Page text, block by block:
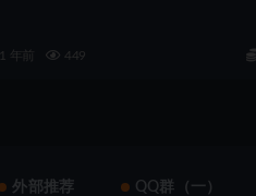
1 年前 449
外部推荐 QQ群（一）